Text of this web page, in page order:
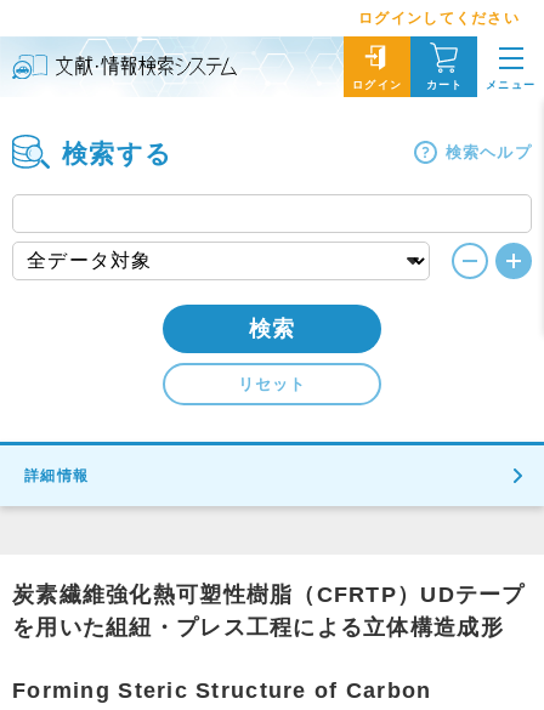
ログインしてください
ログイン カート メニュー
検索する 検索ヘルプ
検索
リセット
詳細情報
炭素繊維強化熱可塑性樹脂（CFRTP）UDテープ
を用いた組紐・プレス工程による立体構造成形
Forming Steric Structure of Carbon